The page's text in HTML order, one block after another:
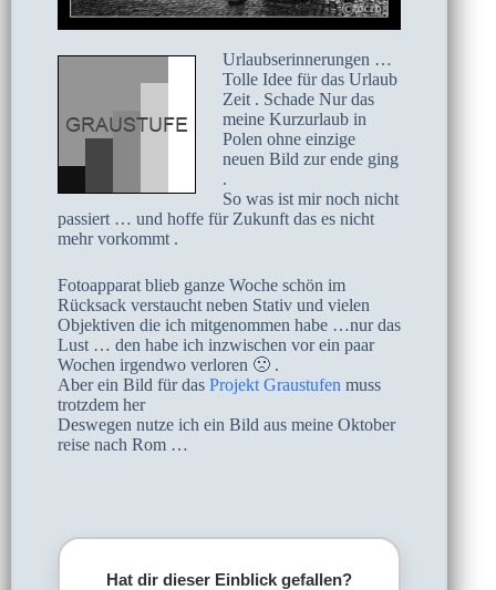
Urlaubserinnerungen …
Tolle Idee für das Urlaub
Zeit . Schade Nur das
meine Kurzurlaub in
Polen ohne einzige
neuen Bild zur ende ging
.
So was ist mir noch nicht
passiert … und hoffe für Zukunft das es nicht
mehr vorkommt .
Fotoapparat blieb ganze Woche schön im
Rücksack verstaucht neben Stativ und vielen
Objektiven die ich mitgenommen habe …nur das
Lust … den habe ich inzwischen vor ein paar
Wochen irgendwo verloren 🙁 .
Aber ein Bild für das Projekt Graustufen muss
trotzdem her
Deswegen nutze ich ein Bild aus meine Oktober
reise nach Rom …
Hat dir dieser Einblick gefallen?